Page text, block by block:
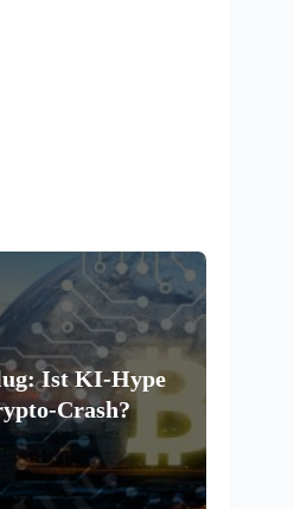
Ist KI-Hype
Crash?